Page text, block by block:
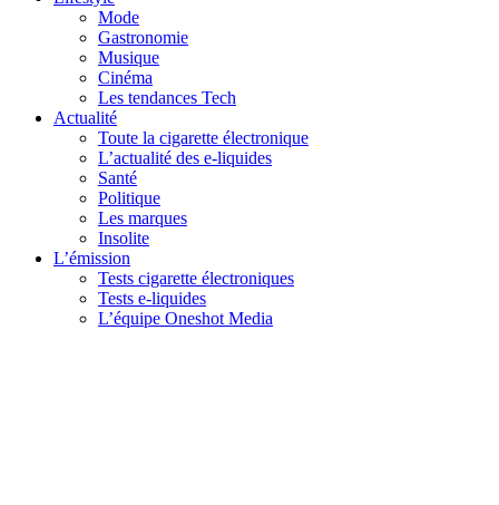
Mode
Gastronomie
Musique
Cinéma
Les tendances Tech
Actualité
Toute la cigarette électronique
L’actualité des e-liquides
Santé
Politique
Les marques
Insolite
L’émission
Tests cigarette électroniques
Tests e-liquides
L’équipe Oneshot Media